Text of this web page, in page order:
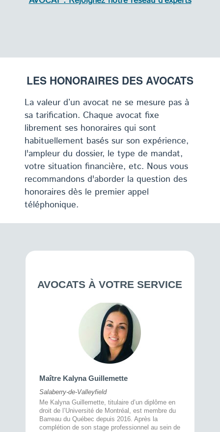
LES HONORAIRES DES AVOCATS
La valeur d’un avocat ne se mesure pas à
sa tarification. Chaque avocat fixe
librement ses honoraires qui sont
habituellement basés sur son expérience,
l'ampleur du dossier, le type de mandat,
votre situation financière, etc. Nous vous
recommandons d'aborder la question des
honoraires dès le premier appel
téléphonique.
AVOCATS À VOTRE SERVICE
Maître Kalyna Guillemette
Salaberry-de-Valleyfield
Me Kalyna Guillemette, titulaire d’un diplôme en
droit de l’Université de Montréal, est membre du
Barreau du Québec depuis 2016. Après la
complétion de son stage professionnel au sein de